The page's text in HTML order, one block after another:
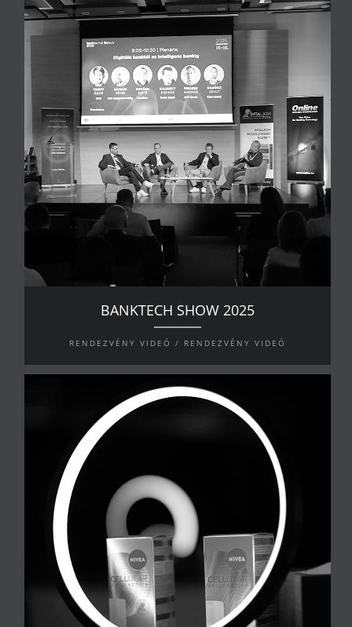
BANKTECH SHOW 2025
RENDEZVÉNY VIDEÓ / RENDEZVÉNY VIDEÓ